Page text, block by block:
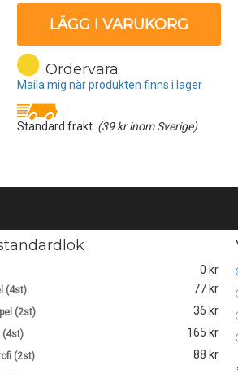
LÄGG I VARUKORG
Ordervara
Maila mig när produkten finns i lager
Standard frakt (39 kr inom Sverige)
0 kr
(4st) 77 kr
(2st) 36 kr
(4st) 165 kr
(2st) 88 kr